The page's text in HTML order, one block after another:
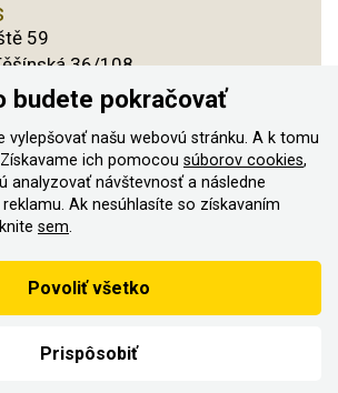
59
36/108
901
Hakr Brno. Všetky práva
tržieb je predávajúci povinný vystaviť
výpadku potom najneskôr do 48 hodín.
budete pokračovať
vylepšovať našu webovú stránku. A k tomu
ich pomocou súborov cookies,
analyzovať návštevnosť a následne
Ak nesúhlasíte so získavaním
sem.
Prispôsobiť
Povoliť všetko